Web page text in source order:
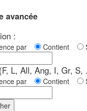
avancée
:
par Contient
L, All, Ang, I, Gr, S,
par Contient